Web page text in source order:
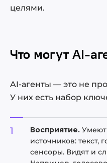
целями.
Что могут AI-
AI-агенты — это не
У них есть набор
Восприятие. Умеют
источников: текст,
сенсоры. Видят и